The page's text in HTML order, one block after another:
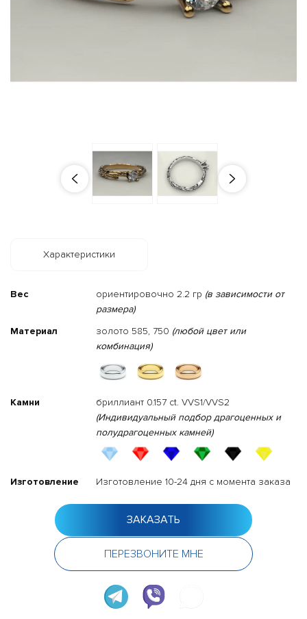
Характеристики
Вес ориентировочно 2.2 гр (в зависимости от
размера)
Материал
золото 585, 750 (любой цвет или
комбинация)
Камни
бриллиант 0.157 ct. VVS1/VVS2
(Индивидуальный подбор драгоценных и
полудрагоценных камней)
Изготовление Изготовление 10-24 дня с момента заказа
ЗАКАЗАТЬ
ПЕРЕЗВОНИТЕ МНЕ